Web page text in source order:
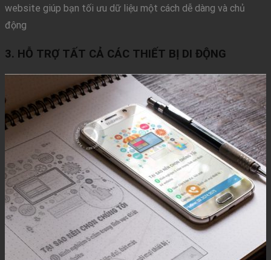
website giúp bạn tối ưu dữ liệu một cách dễ dàng và chủ
động
3. HỖ TRỢ TẤT CẢ CÁC THIẾT BỊ DI ĐỘNG